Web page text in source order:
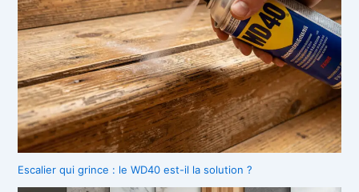
Escalier qui grince : le WD40 est-il la solution ?